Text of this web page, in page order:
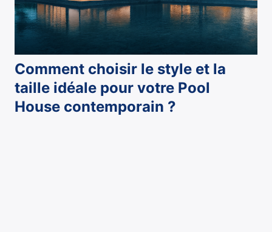
Comment choisir le style et la
taille idéale pour votre Pool
House contemporain ?